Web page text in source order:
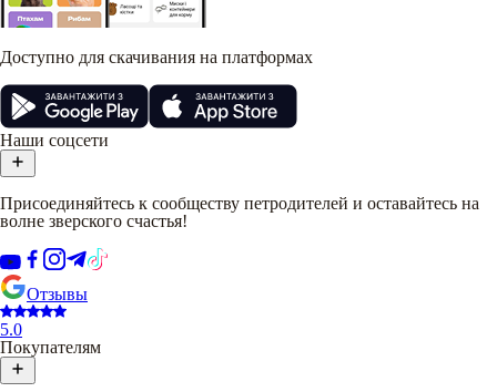
Доступно для скачивания на платформах
Наши соцсети
Присоединяйтесь к сообществу петродителей и оставайтесь на
волне зверского счастья!
Отзывы
5.0
Покупателям